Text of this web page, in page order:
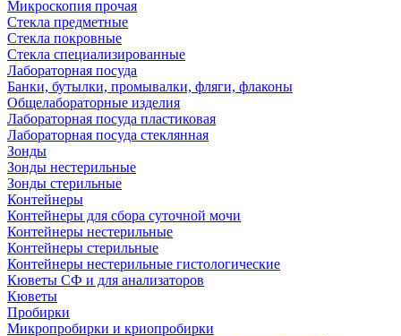
Микроскопия прочая
Стекла предметные
Стекла покровные
Стекла специализированные
Лабораторная посуда
Банки, бутылки, промывалки, фляги, флаконы
Общелабораторные изделия
Лабораторная посуда пластиковая
Лабораторная посуда стеклянная
Зонды
Зонды нестерильные
Зонды стерильные
Контейнеры
Контейнеры для сбора суточной мочи
Контейнеры нестерильные
Контейнеры стерильные
Контейнеры нестерильные гистологические
Кюветы СФ и для анализаторов
Кюветы
Пробирки
Микропробирки и криопробирки